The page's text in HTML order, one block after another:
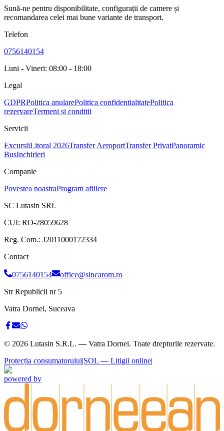
Sună-ne pentru disponibilitate, configurații de camere și
recomandarea celei mai bune variante de transport.
Telefon
0756140154
Luni - Vineri: 08:00 - 18:00
Legal
GDPRPolitica anularePolitica confidentialitatePolitica
rezervareTermeni si conditii
Servicii
ExcursiiLitoral 2026Transfer AeroportTransfer PrivatPanoramic
BusInchirieri
Companie
Povestea noastraProgram afiliere
SC Lutasin SRL
CUI: RO-28059628
Reg. Com.: J2011000172334
Contact
0756140154
office@sincarom.ro
Str Republicii nr 5
Vatra Dornei, Suceava
© 2026 Lutasin S.R.L. — Vatra Dornei. Toate drepturile rezervate.
Protecția consumatorului|SOL — Litigii online|
powered by